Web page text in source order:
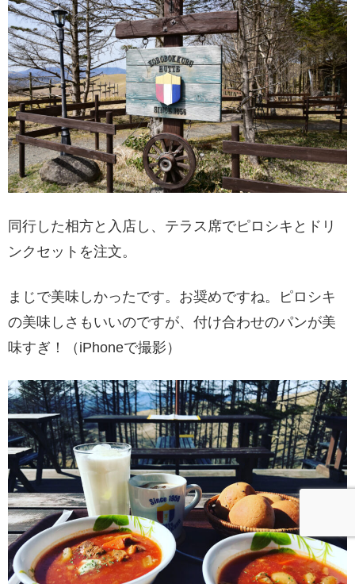
同行した相方と入店し、テラス席でピロシキとドリ
ンクセットを注文。
まじで美味しかったです。お奨めですね。ピロシキ
の美味しさもいいのですが、付け合わせのパンが美
味すぎ！（iPhoneで撮影）